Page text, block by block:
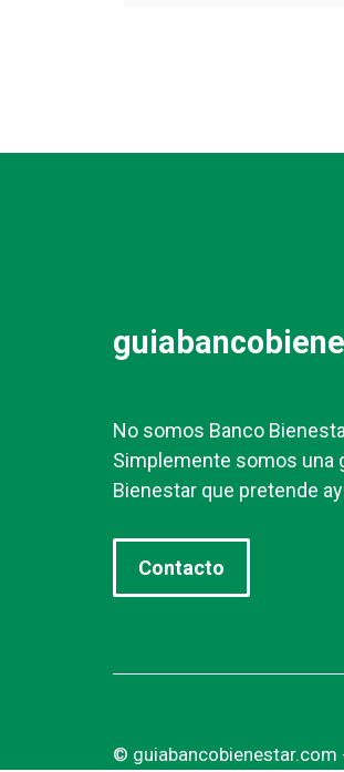
No somos Banco
Simplemente somos una
Bienestar que pretende
Contacto
© guiabancobienestar.com